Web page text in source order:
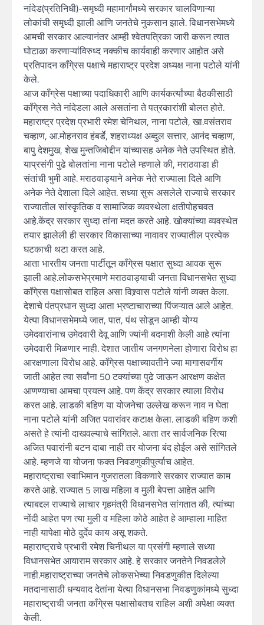
नांदेड(प्रतिनिधी)-समृध्दी महामार्गांमध्ये सरकार चालविणाऱ्या
लोकांची समृध्दी झाली आणि जनतेचे नुकसान झाले. विधानसभेमध्ये
आमची सरकार आल्यानंतर आम्ही श्वेतपत्रिका जारी करून त्यात
घोटाळा करणाऱ्यांविरुध्द नक्कीच कार्यवाही करणार आहोत असे
प्रतिपादन कॉंगे्रस पक्षाचे महाराष्ट्र प्रदेश अध्यक्ष नाना पटोले यांनी
केले.
आज कॉंग्रेस पक्षाच्या पदाधिकारी आणि कार्यकर्त्यांच्या बैठकीसाठी
कॉंगे्रस नेते नांदेडला आले असतांना ते पत्रकारांशी बोलत होते.
महाराष्ट्र प्रदेश प्रभारी रमेश चेनिथल, नाना पटोले, खा.वसंतराव
चव्हाण, आ.मोहनराव हंबर्डे, शहराध्यक्ष अब्दुल सत्तार, आनंद चव्हाण,
बापु देशमुख, शेख मुन्तजिबोद्दीन यांच्यासह अनेक नेते उपस्थित होते.
याप्रसंगी पुढे बोलतांना नाना पटोले म्हणाले की, मराठवाडा ही
संतांची भुमी आहे. मराठवाड्याने अनेक नेते राज्याला दिले आणि
अनेक नेते देशाला दिले आहेत. सध्या सुरू असलेले राज्याचे सरकार
राज्यातील सांस्कृतिक व सामाजिक व्यवस्थेला क्षतीपोहचवत
आहे.केंद्र सरकार सुध्दा तांना मदत करते आहे. खोक्यांच्या व्यवस्थेत
तयार झालेली ही सरकार विकासाच्या नावावर राज्यातील प्रत्येक
घटकाची थटा करत आहे.
आता भारतीय जनता पार्टीतून कॉंगे्रस पक्षात सुध्दा आवक सुरू
झाली आहे.लोकसभेप्रमाणे मराठवाड्याची जनता विधानसभेत सुध्दा
कॉंगे्रस पक्षासोबत राहिल असा विश्र्वास पटोले यांनी व्यक्त केला.
देशाचे पंतप्रधान सुध्दा आता भ्रष्टाचाराच्या पिंजऱ्यात आले आहेत.
येत्या विधानसभेमध्ये जात, पात, पंथ सोडून आम्ही योग्य
उमेदवारांनाच उमेदवारी देवू आणि ज्यांनी बदमाशी केली आहे त्यांना
उमेदवारी मिळणार नाही. देशात जातीय जनगणनेला होणारा विरोध हा
आरक्षणाला विरोध आहे. कॉंगे्रस पक्षाच्यावतीने ज्या मागासवर्गीय
जाती आहेत त्या सर्वांना 50 टक्यांच्या पुढे जाऊन आरक्षण कक्षेत
आणण्याचा आमचा प्रयत्न आहे. पण केंद्र सरकार त्याला विरोध
करत आहे. लाडकी बहिण या योजनेचा उल्लेख करून नाव न घेता
नाना पटोले यांनी अजित पवारांवर कटाक्ष केला. लाडकी बहिण कशी
असते हे त्यांनी दाखवल्याचे सांगितले. आता तर सार्वजनिक रित्या
अजित पवारांनी बटन दाबा नाही तर योजना बंद होईल असे सांगितले
आहे. म्हणजे या योजना फक्त निवडणुकीपुर्त्याच आहेत.
महाराष्ट्राचा स्वाभिमान गुजरातला विकणारे सरकार राज्यात काम
करते आहे. राज्यात 5 लाख महिला व मुली बेपत्ता आहेत आणि
त्याबद्दल राज्याचे लाचार गृहमंत्री विधानसभेत सांगतात की, त्यांच्या
नोंदी आहेत पण त्या मुली व महिला कोठे आहेत हे आम्हाला माहित
नाही यापेक्षा मोठे दुर्देव काय असू शकते.
महाराष्ट्राचे प्रभारी रमेश चिनीथल या प्रसंगी म्हणाले सध्या
विधानसभेत आयाराम सरकार आहे. हे सरकार जनतेने निवडलेले
नाही.महाराष्ट्राच्या जनतेचे लोकसभेच्या निवडणुकीत दिलेल्या
मतदानासाठी धन्यवाद देतांना येत्या विधानसभा निवडणुकांमध्ये सुध्दा
महाराष्ट्राची जनता कॉंगे्रस पक्षासोबतच राहिल अशी अपेक्षा व्यक्त
केली.